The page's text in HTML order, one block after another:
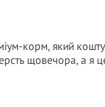
корм, який
щовечора, а я